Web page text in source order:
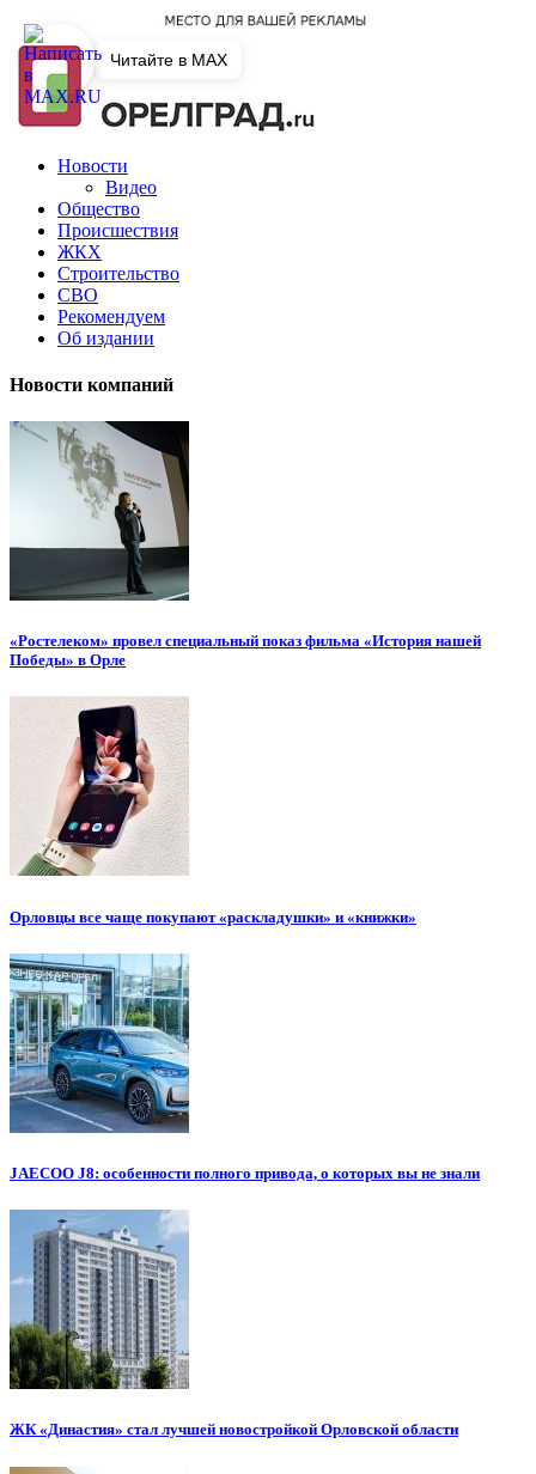
Новости
Видео
Общество
Происшествия
ЖКХ
Строительство
СВО
Рекомендуем
Об издании
Новости компаний
«Ростелеком» провел специальный показ фильма «История нашей
Победы» в Орле
Орловцы все чаще покупают «раскладушки» и «книжки»
JAECOO J8: особенности полного привода, о которых вы не знали
ЖК «Династия» стал лучшей новостройкой Орловской области
Читайте в MAX